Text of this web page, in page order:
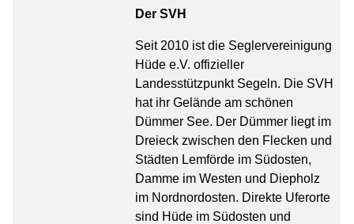
Der SVH
Seit 2010 ist die Seglervereinigung
Hüde e.V. offizieller
Landesstützpunkt Segeln. Die SVH
hat ihr Gelände am schönen
Dümmer See. Der Dümmer liegt im
Dreieck zwischen den Flecken und
Städten Lemförde im Südosten,
Damme im Westen und Diepholz
im Nordnordosten. Direkte Uferorte
sind Hüde im Südosten und